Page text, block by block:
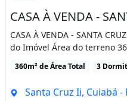
CASA À VENDA - SANTA
do Imóvel Área do terreno
360m² de Área Total 3
Santa Cruz Ii, Cuiabá -